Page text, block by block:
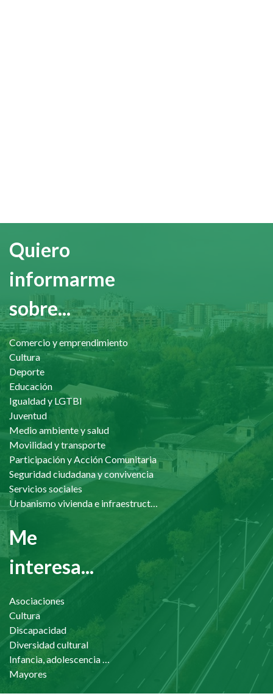
Quiero
informarme
sobre...
Comercio y emprendimiento
Cultura
Deporte
Educación
Igualdad y LGTBI
Juventud
Medio ambiente y salud
Movilidad y transporte
Participación y Acción Comunitaria
Seguridad ciudadana y convivencia
Servicios sociales
Urbanismo vivienda e infraestructuras
Me
interesa...
Asociaciones
Cultura
Discapacidad
Diversidad cultural
Infancia, adolescencia y familia
Mayores